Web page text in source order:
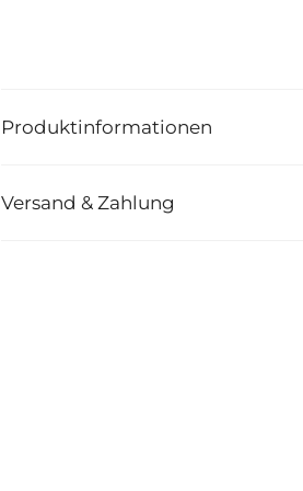
Produktinformationen
Versand & Zahlung